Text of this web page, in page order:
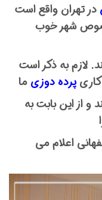
در تهران واقع است
شهر خوب
لازم به ذکر است
پرده دوزی ما
و از این بابت به
اعلام می